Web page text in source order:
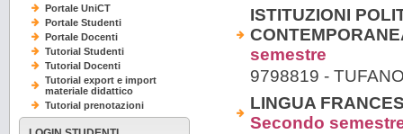
ISTITUZIONI
semestre
9798819 -
LINGUA
Secondo
Portale UniCT
Portale Studenti
Portale Docenti
Tutorial Studenti
Tutorial Docenti
Tutorial export e import
materiale didattico
Tutorial prenotazioni